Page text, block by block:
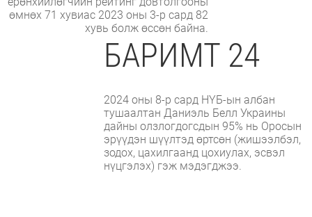
өмнөх 71 хувиас 2023 оны 3-р сард 82
хувь болж өссөн байна.
БАРИМТ 24
2024 оны 8-р сард НҮБ-ын албан
тушаалтан Даниэль Белл Украины
дайны олзлогдогсдын 95% нь Оросын
эрүүдэн шүүлтэд өртсөн (жишээлбэл,
зодох, цахилгаанд цохиулах, эсвэл
нүцгэлэх) гэж мэдэгджээ.